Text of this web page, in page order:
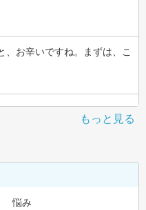
、お辛いですね。まずは、こ
もっと見る
悩み